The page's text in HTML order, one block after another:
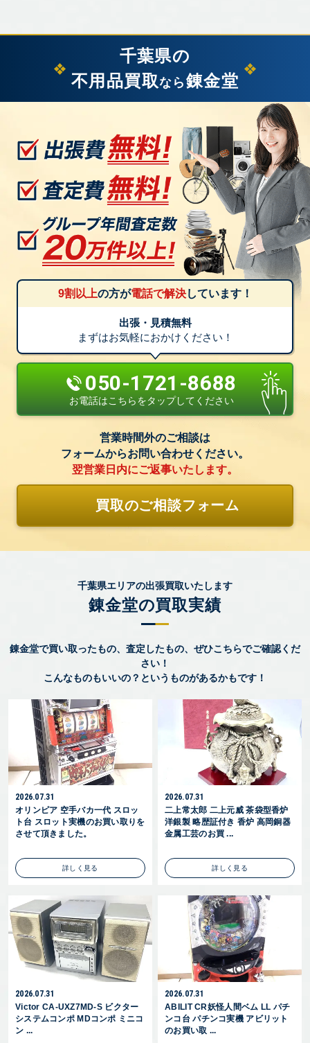
千葉県の
不用品買取なら 錬金堂
9割以上の方が電話で解決しています！
出張・見積無料
まずはお気軽におかけください！
050-1721-8688
お電話はこちらをタップしてください
営業時間外のご相談は
フォームからお問い合わせください。
翌営業日内にご返事いたします。
買取のご相談フォーム
千葉県エリアの出張買取いたします
錬金堂の買取実績
錬金堂で買い取ったもの、査定したもの、ぜひこちらでご確認くだ
さい！
こんなものもいいの？というものがあるかもです！
2026.07.31
オリンピア 空手バカ一代 スロッ
ト台 スロット実機のお買い取りを
させて頂きました。
詳しく見る
2026.07.31
二上常太郎 二上元威 茶袋型香炉
洋銀製 略歴証付き 香炉 高岡銅器
金属工芸のお買 ...
詳しく見る
2026.07.31
Victor CA-UXZ7MD-S ビクター
システムコンポ MDコンポ ミニコ
ン ...
2026.07.31
ABILIT CR妖怪人間ベム LL パチ
ンコ台 パチンコ実機 アビリット
のお買い取 ...